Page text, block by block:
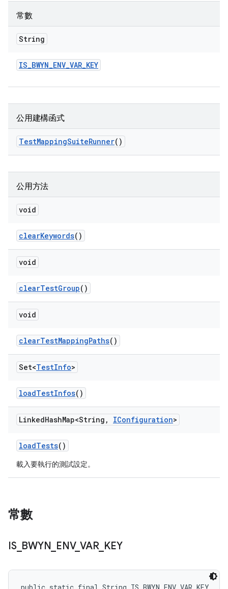
常數
String
IS_BWYN_ENV_VAR_KEY
公用建構函式
TestMappingSuiteRunner()
公用方法
void
clearKeywords()
void
clearTestGroup()
void
clearTestMappingPaths()
Set<TestInfo>
loadTestInfos()
LinkedHashMap<String , IConfiguration>
loadTests()
載入要執行的測試設定。
常數
IS_ BWYN ENV_ VAR_ KEY